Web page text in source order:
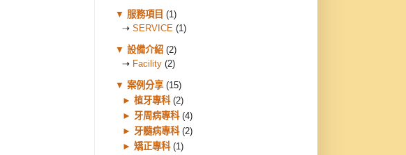
▼ 服務項目 (1)
⇢ SERVICE (1)
▼ 設備介紹 (2)
⇢ Facility (2)
▼ 案例分享 (15)
► 植牙專科 (2)
► 牙周病專科 (4)
► 牙髓病專科 (2)
► 矯正專科 (1)